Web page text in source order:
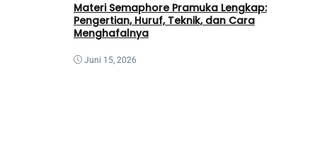
Materi Semaphore Pramuka Lengkap:
Pengertian, Huruf, Teknik, dan Cara
Menghafalnya
Juni 15, 2026